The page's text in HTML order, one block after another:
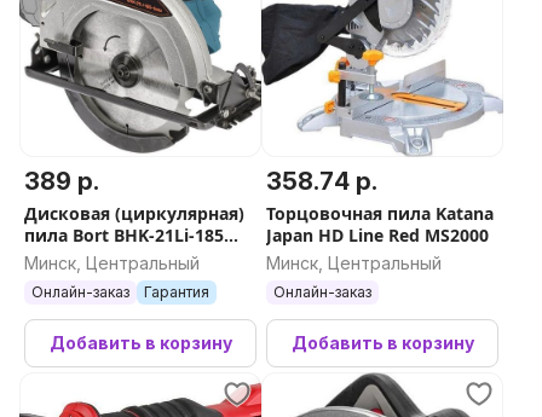
389 р.
Дисковая (циркулярная)
пила Bort BHK-21Li-185
Solo (без АКБ)
Минск, Центральный
Онлайн-заказ Гарантия
Добавить в корзину
358.74 р.
Торцовочная пила Katana
Japan HD Line Red MS2000
Минск, Центральный
Онлайн-заказ
Добавить в корзину